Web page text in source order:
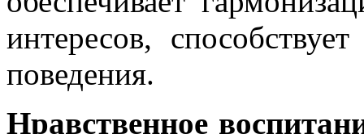
интересов,
поведения.
Нравственное